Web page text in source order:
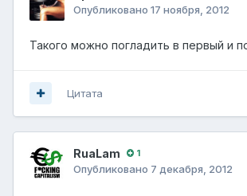
Опубликовано 17 ноября, 2012
Такого можно погладить в первый и
Цитата
RuaLam 1
Опубликовано 7 декабря, 2012